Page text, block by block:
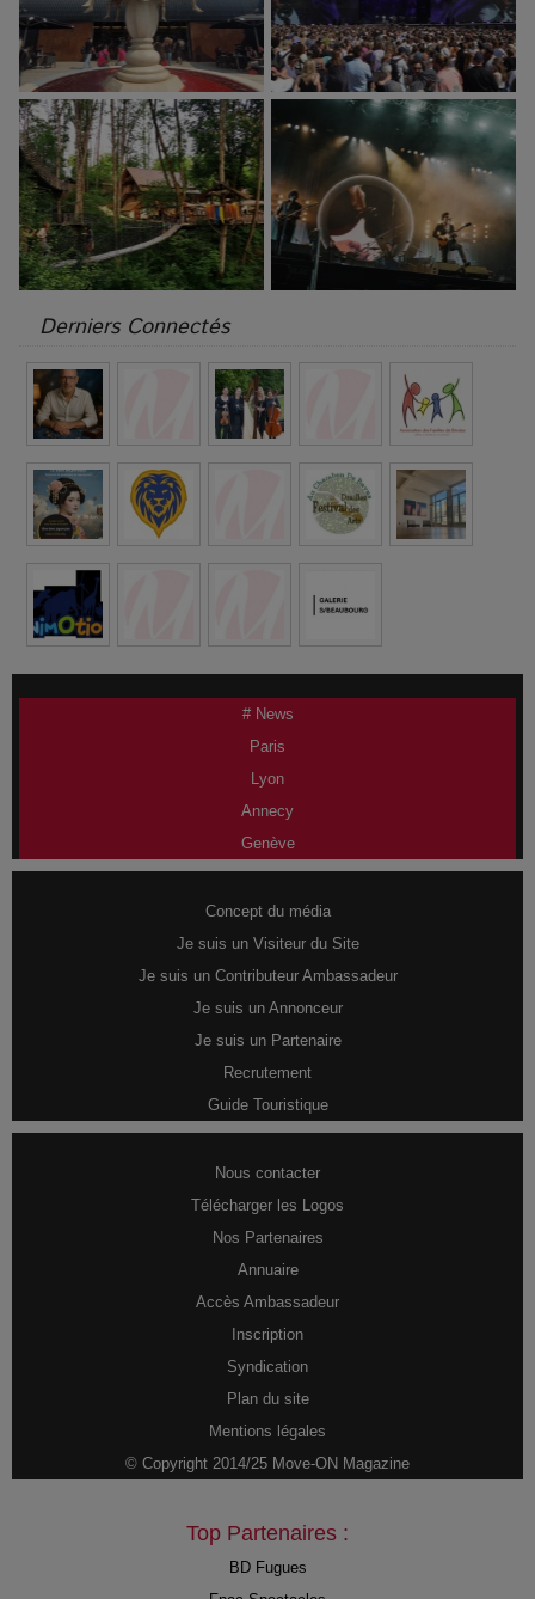
Derniers Connectés
# News
Paris
Lyon
Annecy
Genève
Concept du média
Je suis un Visiteur du Site
Je suis un Contributeur Ambassadeur
Je suis un Annonceur
Je suis un Partenaire
Recrutement
Guide Touristique
Nous contacter
Télécharger les Logos
Nos Partenaires
Annuaire
Accès Ambassadeur
Inscription
Syndication
Plan du site
Mentions légales
© Copyright 2014/25 Move-ON Magazine
Top Partenaires :
BD Fugues